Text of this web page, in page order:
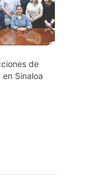
de
Sinaloa